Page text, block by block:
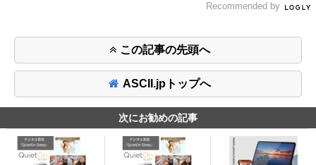
Recommended by
この記事の先頭へ
ASCII.jpトップへ
次にお勧めの記事